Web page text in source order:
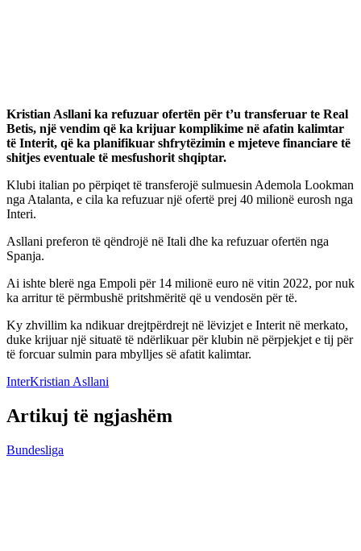
Kristian Asllani ka refuzuar ofertën për t’u transferuar te Real
Betis, një vendim që ka krijuar komplikime në afatin kalimtar
të Interit, që ka planifikuar shfrytëzimin e mjeteve financiare të
shitjes eventuale të mesfushorit shqiptar.
Klubi italian po përpiqet të transferojë sulmuesin Ademola Lookman
nga Atalanta, e cila ka refuzuar një ofertë prej 40 milionë eurosh nga
Interi.
Asllani preferon të qëndrojë në Itali dhe ka refuzuar ofertën nga
Spanja.
Ai ishte blerë nga Empoli për 14 milionë euro në vitin 2022, por nuk
ka arritur të përmbushë pritshmëritë që u vendosën për të.
Ky zhvillim ka ndikuar drejtpërdrejt në lëvizjet e Interit në merkato,
duke krijuar një situatë të ndërlikuar për klubin në përpjekjet e tij për
të forcuar sulmin para mbylljes së afatit kalimtar.
InterKristian Asllani
Artikuj të ngjashëm
Bundesliga